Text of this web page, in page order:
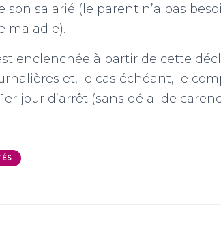
son salarié (le parent n’a pas
maladie).
enclenchée à partir de cette
et, le cas échéant, le
jour d’arrêt (sans délai de